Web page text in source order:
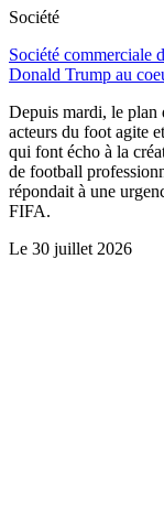
Société
Société commerciale
Donald Trump au
Depuis mardi, le plan
acteurs du foot agite
qui font écho à la
de football
répondait à une
FIFA.
Le 30 juillet 2026